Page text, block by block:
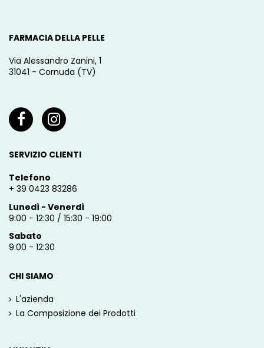
FARMACIA DELLA PELLE
Via Alessandro Zanini, 1
31041 - Cornuda (TV)
SERVIZIO CLIENTI
Telefono
+ 39 0423 83286
Lunedì - Venerdì
9:00 - 12:30 / 15:30 - 19:00
Sabato
9:00 - 12:30
CHI SIAMO
L'azienda
La Composizione dei Prodotti